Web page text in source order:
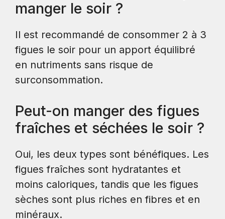
manger le soir ?
Il est recommandé de consommer 2 à 3
figues le soir pour un apport équilibré
en nutriments sans risque de
surconsommation.
Peut-on manger des figues
fraîches et séchées le soir ?
Oui, les deux types sont bénéfiques. Les
figues fraîches sont hydratantes et
moins caloriques, tandis que les figues
sèches sont plus riches en fibres et en
minéraux.